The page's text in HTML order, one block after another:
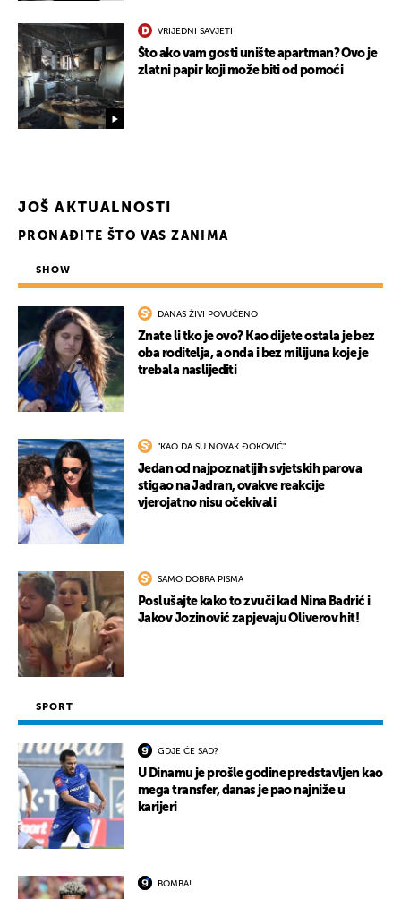
VRIJEDNI SAVJETI
Što ako vam gosti unište apartman? Ovo je
zlatni papir koji može biti od pomoći
JOŠ AKTUALNOSTI
PRONAĐITE ŠTO VAS ZANIMA
SHOW
DANAS ŽIVI POVUČENO
Znate li tko je ovo? Kao dijete ostala je bez
oba roditelja, a onda i bez milijuna koje je
trebala naslijediti
"KAO DA SU NOVAK ĐOKOVIĆ"
Jedan od najpoznatijih svjetskih parova
stigao na Jadran, ovakve reakcije
vjerojatno nisu očekivali
SAMO DOBRA PISMA
Poslušajte kako to zvuči kad Nina Badrić i
Jakov Jozinović zapjevaju Oliverov hit!
SPORT
GDJE ĆE SAD?
U Dinamu je prošle godine predstavljen kao
mega transfer, danas je pao najniže u
karijeri
BOMBA!